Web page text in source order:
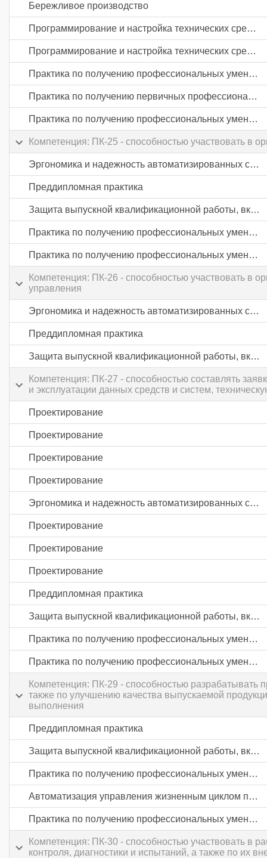
Бережливое производство
Программирование и настройка технических средств автоматизации и управления
Программирование и настройка технических средств автоматизации и управления
Практика по получению профессиональных умений и опыта профессиональной деятельности
Практика по получению первичных профессиональных умений и навыков, в том числе первичных умений и навыков научно-исследовательской деятельности
Практика по получению профессиональных умений и опыта профессиональной деятельности
Компетенция: ПК-25 - способностью участвовать в
Эргономика и надежность автоматизированных систем
Преддипломная практика
Защита выпускной квалификационной работы, включая подготовку к процедуре защиты и процедуру защиты
Практика по получению профессиональных умений и опыта профессиональной деятельности
Практика по получению профессиональных умений и опыта профессиональной деятельности
Компетенция: ПК-26 - способностью участвовать в
управления
Эргономика и надежность автоматизированных систем
Преддипломная практика
Защита выпускной квалификационной работы, включая подготовку к процедуре защиты и процедуру защиты
Компетенция: ПК-27 - способностью составлять
и эксплуатации данных средств и систем,
Проектирование
Проектирование
Проектирование
Проектирование
Эргономика и надежность автоматизированных систем
Проектирование
Проектирование
Проектирование
Преддипломная практика
Защита выпускной квалификационной работы, включая подготовку к процедуре защиты и процедуру защиты
Практика по получению профессиональных умений и опыта профессиональной деятельности
Практика по получению профессиональных умений и опыта профессиональной деятельности
Компетенция: ПК-29 - способностью разрабатывать
также по улучшению качества выпускаемой
выполнения
Преддипломная практика
Защита выпускной квалификационной работы, включая подготовку к процедуре защиты и процедуру защиты
Практика по получению профессиональных умений и опыта профессиональной деятельности
Автоматизация управления жизненным циклом продукции в промышленности
Практика по получению профессиональных умений и опыта профессиональной деятельности
Компетенция: ПК-30 - способностью участвовать в
контроля, диагностики и испытаний, а также по их